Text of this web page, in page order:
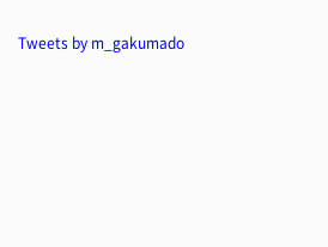
Tweets by m_gakumado